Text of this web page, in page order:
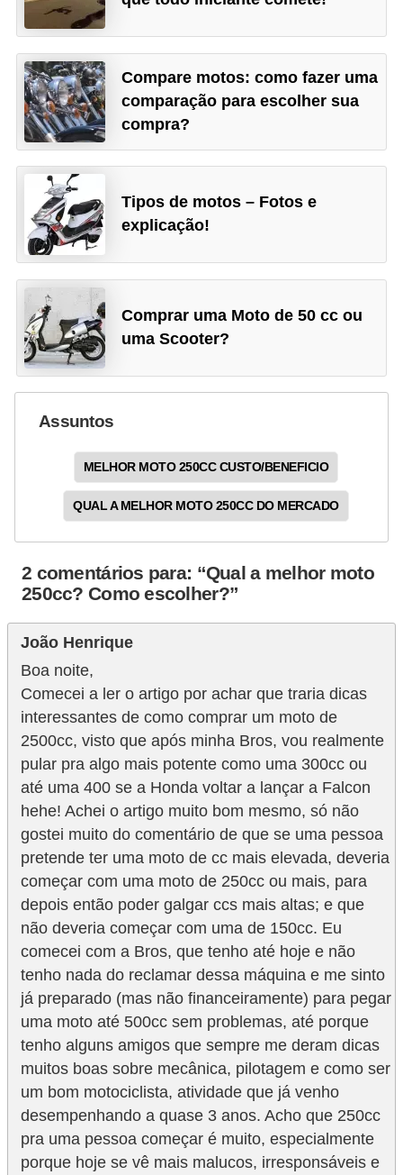
Compare motos: como fazer uma
comparação para escolher sua
compra?
Tipos de motos – Fotos e
explicação!
Comprar uma Moto de 50 cc ou
uma Scooter?
Assuntos
MELHOR MOTO 250CC CUSTO/BENEFICIO
QUAL A MELHOR MOTO 250CC DO MERCADO
2 comentários para: “Qual a melhor moto
250cc? Como escolher?”
João Henrique
Boa noite,
Comecei a ler o artigo por achar que traria dicas
interessantes de como comprar um moto de
2500cc, visto que após minha Bros, vou realmente
pular pra algo mais potente como uma 300cc ou
até uma 400 se a Honda voltar a lançar a Falcon
hehe! Achei o artigo muito bom mesmo, só não
gostei muito do comentário de que se uma pessoa
pretende ter uma moto de cc mais elevada, deveria
começar com uma moto de 250cc ou mais, para
depois então poder galgar ccs mais altas; e que
não deveria começar com uma de 150cc. Eu
comecei com a Bros, que tenho até hoje e não
tenho nada do reclamar dessa máquina e me sinto
já preparado (mas não financeiramente) para pegar
uma moto até 500cc sem problemas, até porque
tenho alguns amigos que sempre me deram dicas
muitos boas sobre mecânica, pilotagem e como ser
um bom motociclista, atividade que já venho
desempenhando a quase 3 anos. Acho que 250cc
pra uma pessoa começar é muito, especialmente
porque hoje se vê mais malucos, irresponsáveis e